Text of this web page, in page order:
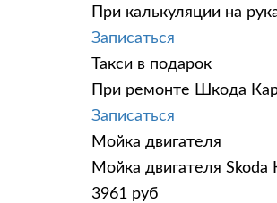
При калькуляции на
Записаться
Такси в подарок
При ремонте Шкода
Записаться
Мойка двигателя
Мойка двигателя
3961 руб